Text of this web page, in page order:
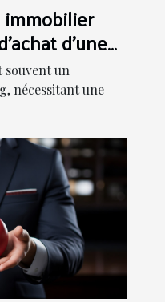
immobilier
d'une
souvent un
nécessitant une